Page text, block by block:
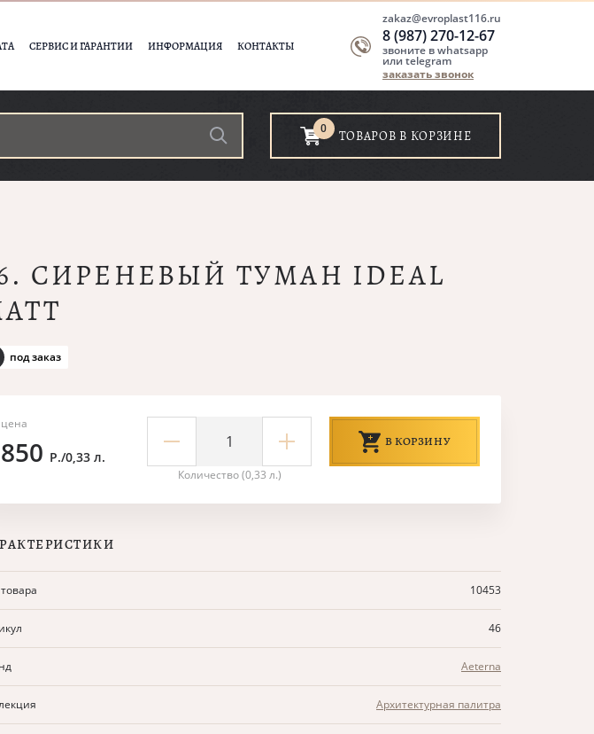
СЕРВИС И ГАРАНТИИ ИНФОРМАЦИЯ КОНТАКТЫ
zakaz@evroplast116.ru
8 (987) 270-12-67
звоните в whatsapp
или telegram
заказать звонок
0 ТОВАРОВ В КОРЗИНЕ
СИРЕНЕВЫЙ ТУМАН IDEAL
под заказ
цена
850 Р./0,33 л.
Количество (0,33 л.)
В КОРЗИНУ
10453
46
Aeterna
Архитектурная палитра